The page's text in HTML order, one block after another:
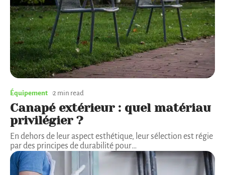
Équipement 2 min read
Canapé extérieur : quel matériau
privilégier ?
En dehors de leur aspect esthétique, leur sélection est régie
par des principes de durabilité pour…